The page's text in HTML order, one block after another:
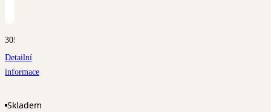
3059
Detailní
informace
Skladem